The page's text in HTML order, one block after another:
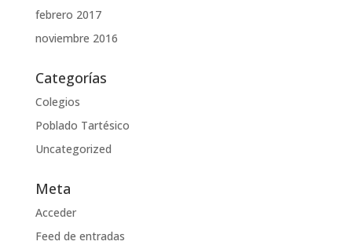
febrero 2017
noviembre 2016
Categorías
Colegios
Poblado Tartésico
Uncategorized
Meta
Acceder
Feed de entradas